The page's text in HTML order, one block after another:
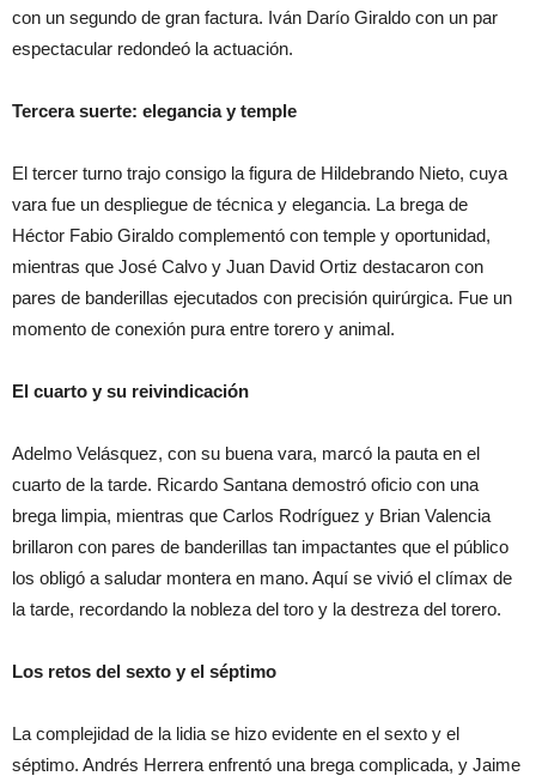
con un segundo de gran factura. Iván Darío Giraldo con un par
espectacular redondeó la actuación.
Tercera suerte: elegancia y temple
El tercer turno trajo consigo la figura de Hildebrando Nieto, cuya
vara fue un despliegue de técnica y elegancia. La brega de
Héctor Fabio Giraldo complementó con temple y oportunidad,
mientras que José Calvo y Juan David Ortiz destacaron con
pares de banderillas ejecutados con precisión quirúrgica. Fue un
momento de conexión pura entre torero y animal.
El cuarto y su reivindicación
Adelmo Velásquez, con su buena vara, marcó la pauta en el
cuarto de la tarde. Ricardo Santana demostró oficio con una
brega limpia, mientras que Carlos Rodríguez y Brian Valencia
brillaron con pares de banderillas tan impactantes que el público
los obligó a saludar montera en mano. Aquí se vivió el clímax de
la tarde, recordando la nobleza del toro y la destreza del torero.
Los retos del sexto y el séptimo
La complejidad de la lidia se hizo evidente en el sexto y el
séptimo. Andrés Herrera enfrentó una brega complicada, y Jaime